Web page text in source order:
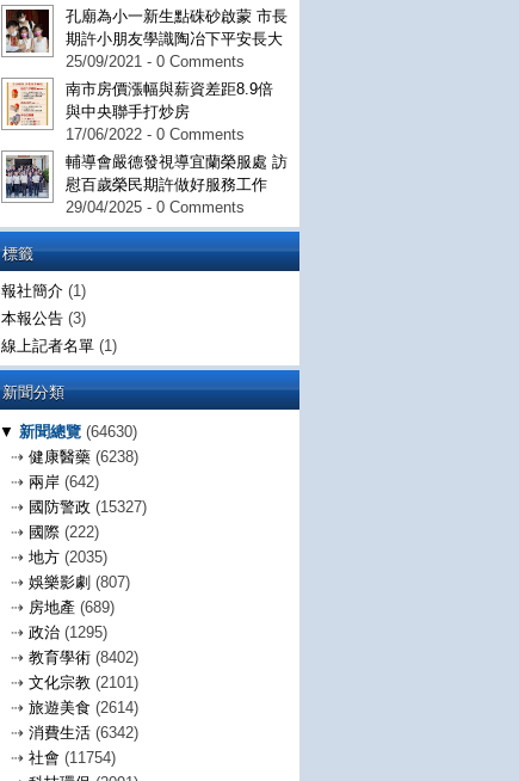
孔廟為小一新生點硃砂啟蒙 市長
期許小朋友學識陶冶下平安長大
25/09/2021 - 0 Comments
南市房價漲幅與薪資差距8.9倍
與中央聯手打炒房
17/06/2022 - 0 Comments
輔導會嚴德發視導宜蘭榮服處 訪
慰百歲榮民期許做好服務工作
29/04/2025 - 0 Comments
標籤
報社簡介 (1)
本報公告 (3)
線上記者名單 (1)
新聞分類
▼ 新聞總覽 (64630)
⇢ 健康醫藥 (6238)
⇢ 兩岸 (642)
⇢ 國防警政 (15327)
⇢ 國際 (222)
⇢ 地方 (2035)
⇢ 娛樂影劇 (807)
⇢ 房地產 (689)
⇢ 政治 (1295)
⇢ 教育學術 (8402)
⇢ 文化宗教 (2101)
⇢ 旅遊美食 (2614)
⇢ 消費生活 (6342)
⇢ 社會 (11754)